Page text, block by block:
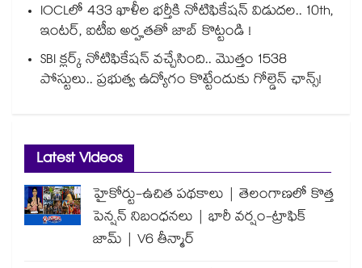
IOCLలో 433 ఖాళీల భర్తీకి నోటిఫికేషన్ విడుదల.. 10th,
ఇంటర్, ఐటీఐ అర్హతతో జాబ్ కొట్టండి !
SBI క్లర్క్ నోటిఫికేషన్ వచ్చేసింది.. మొత్తం 1538
పోస్టులు.. ప్రభుత్వ ఉద్యోగం కొట్టేందుకు గోల్డెన్ ఛాన్స్!
Latest Videos
హైకోర్టు-ఉచిత పథకాలు | తెలంగాణలో కొత్త
పెన్షన్ నిబంధనలు | భారీ వర్షం-ట్రాఫిక్
జామ్ | V6 తీన్మార్